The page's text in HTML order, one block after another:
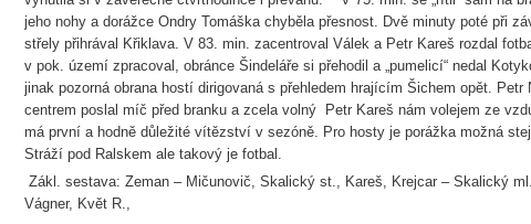
jeho nohy a dorážce Ondry Tomáška chyběla přesnost. Dvě minuty poté při
střely přihrával Křiklava. V 83. min. zacentroval Válek a Petr Kareš rozdal
v pok. území zpracoval, obránce Šindeláře si přehodil a „pumelicí“ nedal
jinak pozorná obrana hostí dirigovaná s přehledem hrajícím Šichem opět.
centrem poslal míč před branku a zcela volný Petr Kareš nám volejem ze
má první a hodně důležité vítězství v sezóně. Pro hosty je porážka možná
Stráží pod Ralskem ale takový je fotbal.
Zákl. sestava: Zeman – Mičunovič, Skalický st., Kareš, Krejcar – Skalický
Vágner, Květ R.,